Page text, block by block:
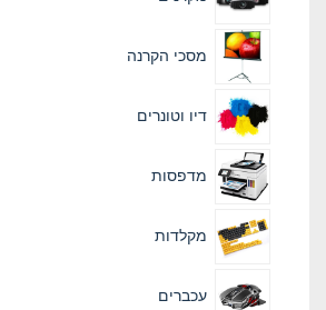
מסכי הקרנה
דיו וטונרים
מדפסות
מקלדות
עכברים